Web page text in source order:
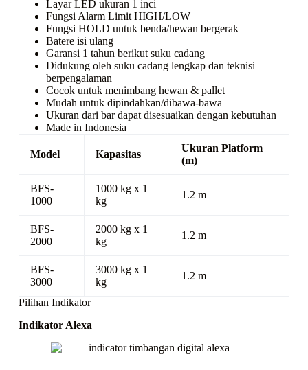
Layar LED ukuran 1 inci
Fungsi Alarm Limit HIGH/LOW
Fungsi HOLD untuk benda/hewan bergerak
Batere isi ulang
Garansi 1 tahun berikut suku cadang
Didukung oleh suku cadang lengkap dan teknisi
berpengalaman
Cocok untuk menimbang hewan & pallet
Mudah untuk dipindahkan/dibawa-bawa
Ukuran dari bar dapat disesuaikan dengan kebutuhan
Made in Indonesia
Model Kapasitas
Ukuran Platform
(m)
BFS-
1000
1000 kg x 1
kg
1.2 m
BFS-
2000
2000 kg x 1
kg
1.2 m
BFS-
3000
3000 kg x 1
kg
1.2 m
Pilihan Indikator
Indikator Alexa